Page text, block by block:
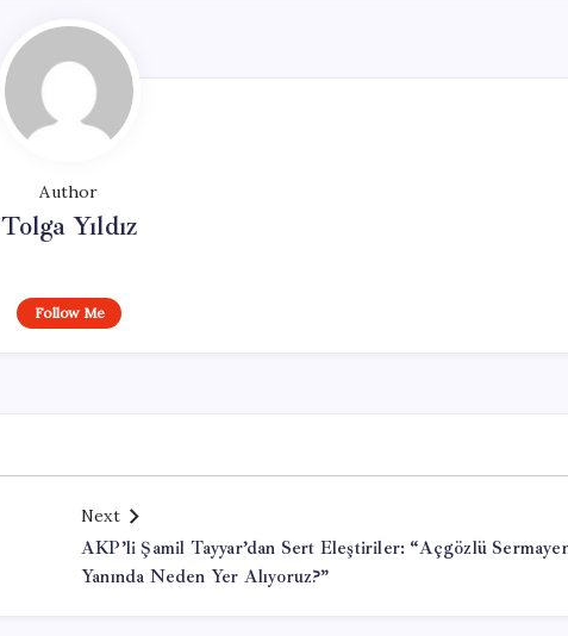
Author
Tolga Yıldız
Follow Me
Next
AKP’li Şamil Tayyar’dan Sert Eleştiriler: “Açgözlü
Yanında Neden Yer Alıyoruz?”